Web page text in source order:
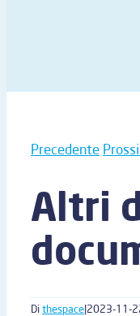
Precedente
Altri
Dithespace|2023-11-